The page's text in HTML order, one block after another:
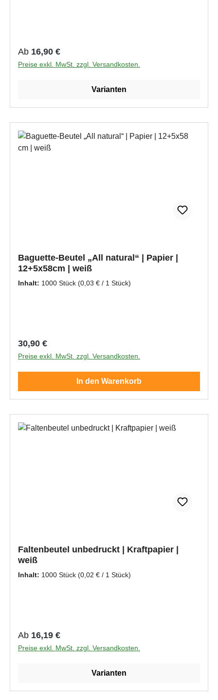
Regulärer Preis:
Ab 16,90 €
Preise exkl. MwSt. zzgl. Versandkosten.
Varianten
Baguette-Beutel „All natural“ | Papier |
12+5x58cm | weiß
Inhalt: 1000 Stück (0,03 € / 1 Stück)
Regulärer Preis:
30,90 €
Preise exkl. MwSt. zzgl. Versandkosten.
In den Warenkorb
Faltenbeutel unbedruckt | Kraftpapier |
weiß
Inhalt: 1000 Stück (0,02 € / 1 Stück)
Regulärer Preis:
Ab 16,19 €
Preise exkl. MwSt. zzgl. Versandkosten.
Varianten